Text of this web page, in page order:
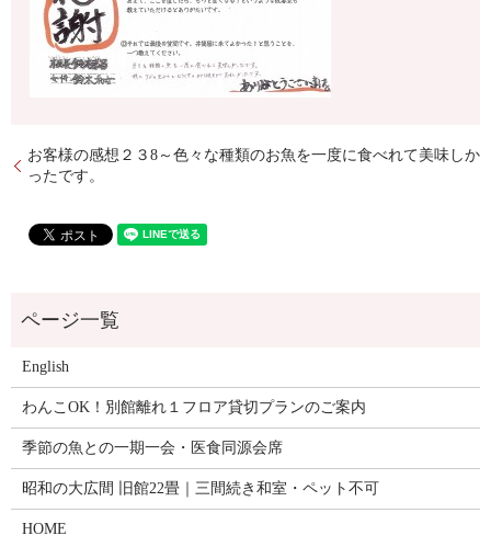
お客様の感想２３8～色々な種類のお魚を一度に食べれて美味しか
ったです。
English
わんこOK！別館離れ１フロア貸切プランのご案内
季節の魚との一期一会・医食同源会席
昭和の大広間 旧館22畳｜三間続き和室・ペット不可
HOME